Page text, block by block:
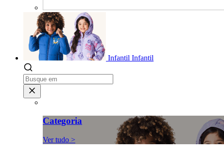
Infantil Infantil
Categoria
Ver tudo >